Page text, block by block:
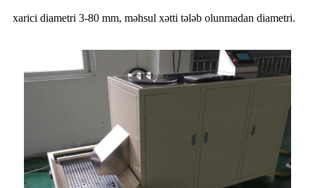
xarici diametri 3-80 mm, məhsul xətti tələb olunmadan diametri.